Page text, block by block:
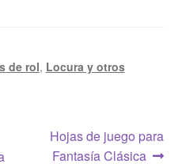
de rol, Locura y otros
Siguiente:
Hojas de juego para
Fantasía Clásica